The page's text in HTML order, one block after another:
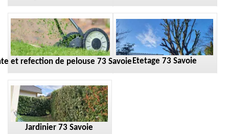
et refection de pelouse 73 Savoie Etetage 73 Savoie
Jardinier 73 Savoie